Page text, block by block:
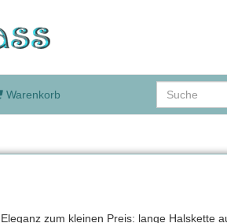
Warenkorb
Eleganz zum kleinen Preis: lange Halskette